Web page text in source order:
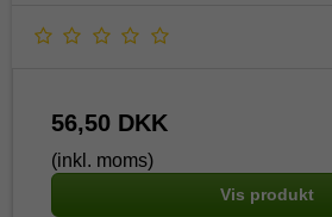
56,50 DKK
(inkl. moms)
Vis produkt